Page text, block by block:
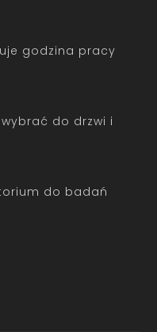
godzina pracy
do drzwi i
do badań